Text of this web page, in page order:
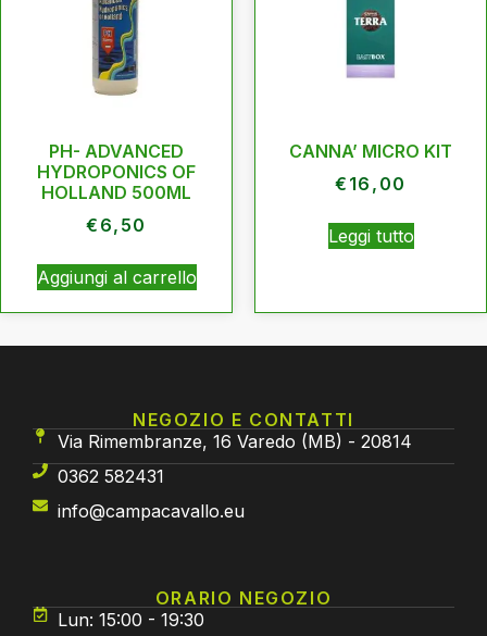
PH- ADVANCED
HYDROPONICS OF
HOLLAND 500ML
€ 6,50
Aggiungi al carrello
CANNA’ MICRO KIT
€ 16,00
Leggi tutto
NEGOZIO E CONTATTI
Via Rimembranze, 16 Varedo (MB) - 20814
0362 582431
info@campacavallo.eu
ORARIO NEGOZIO
Lun: 15:00 - 19:30